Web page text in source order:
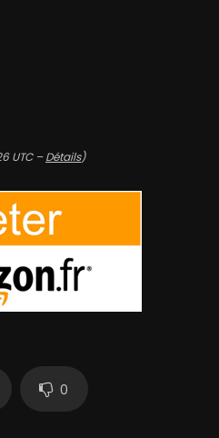
UTC –Détails)
0